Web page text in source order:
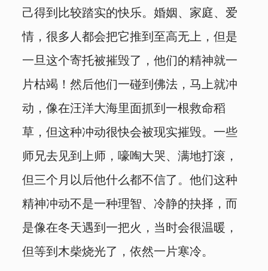
己得到比较踏实的快乐。婚姻、家庭、爱
情，很多人都会把它推到至高无上，但是
一旦这个寄托被摧毁了，他们的精神就一
片枯竭！然后他们一碰到佛法，马上就冲
动，像在汪洋大海里面抓到一根救命稻
草，但这种冲动很快会被现实摧毁。一些
师兄去见到上师，嚎啕大哭、满地打滚，
但三个月以后他什么都不信了。他们这种
精神冲动不是一种理智、冷静的抉择，而
是像在冬天遇到一把火，当时会很温暖，
但等到木柴烧光了，依然一片寒冷。